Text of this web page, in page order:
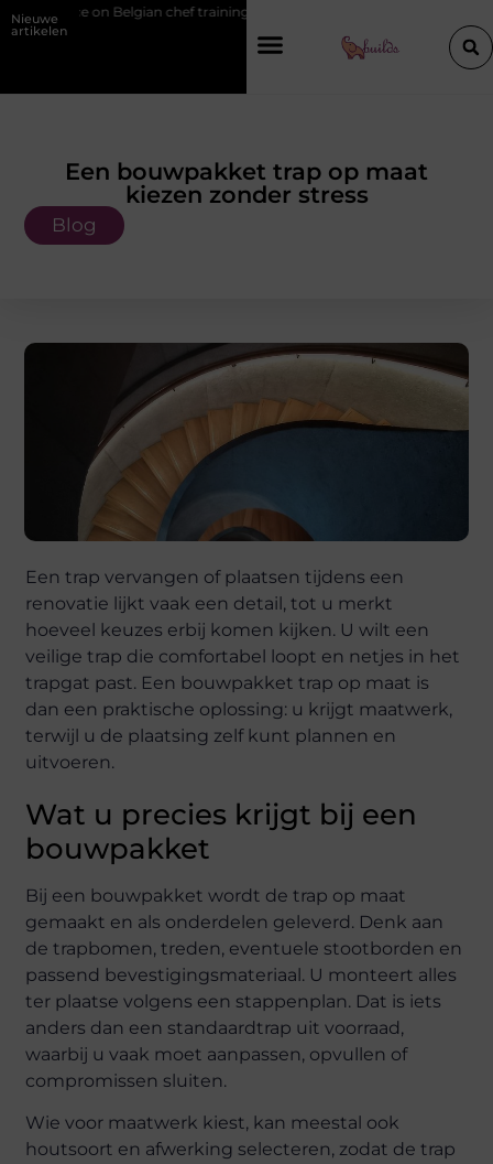
Nieuwe
artikelen
on Belgian chef training and education
Een bouwpakket trap op maat
kiezen zonder stress
Blog
Een trap vervangen of plaatsen tijdens een
renovatie lijkt vaak een detail, tot u merkt
hoeveel keuzes erbij komen kijken. U wilt een
veilige trap die comfortabel loopt en netjes in het
trapgat past. Een bouwpakket trap op maat is
dan een praktische oplossing: u krijgt maatwerk,
terwijl u de plaatsing zelf kunt plannen en
uitvoeren.
Wat u precies krijgt bij een
bouwpakket
Bij een bouwpakket wordt de trap op maat
gemaakt en als onderdelen geleverd. Denk aan
de trapbomen, treden, eventuele stootborden en
passend bevestigingsmateriaal. U monteert alles
ter plaatse volgens een stappenplan. Dat is iets
anders dan een standaardtrap uit voorraad,
waarbij u vaak moet aanpassen, opvullen of
compromissen sluiten.
Wie voor maatwerk kiest, kan meestal ook
houtsoort en afwerking selecteren, zodat de trap